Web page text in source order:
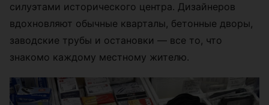
силуэтами исторического центра. Дизайнеров
вдохновляют обычные кварталы, бетонные дворы,
заводские трубы и остановки — все то, что
знакомо каждому местному жителю.